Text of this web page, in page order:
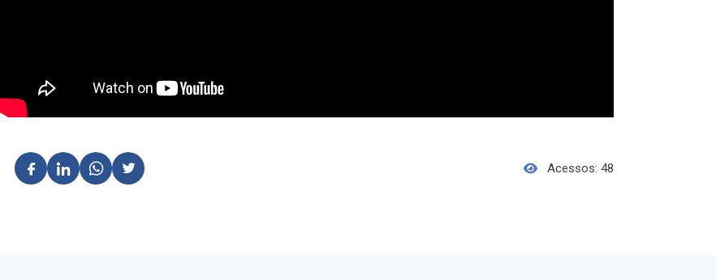
Acessos: 48